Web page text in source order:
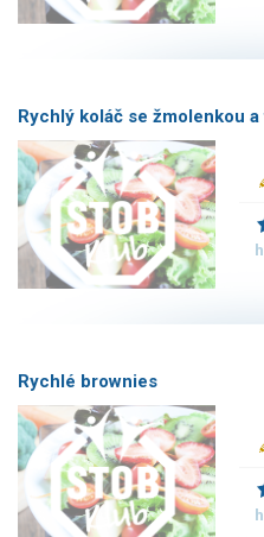
Rychlý koláč se žmolenkou
Rychlé brownies